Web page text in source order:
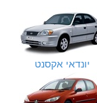
יונדאי אקסנט